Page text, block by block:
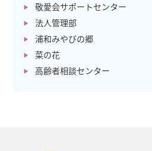
敬愛会サポートセンター
法人管理部
浦和みやびの郷
菜の花
高齢者相談センター